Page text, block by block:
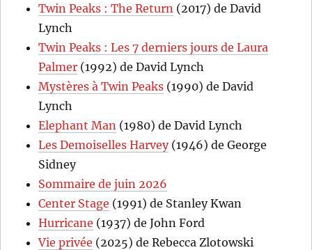
Twin Peaks : The Return (2017) de David
Lynch
Twin Peaks : Les 7 derniers jours de Laura
Palmer (1992) de David Lynch
Mystères à Twin Peaks (1990) de David
Lynch
Elephant Man (1980) de David Lynch
Les Demoiselles Harvey(1946) de George
Sidney
Sommaire de juin 2026
Center Stage (1991) de Stanley Kwan
Hurricane (1937) de John Ford
Vie privée (2025) de Rebecca Zlotowski